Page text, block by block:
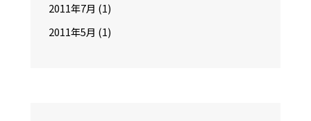
2011年7月 (1)
2011年5月 (1)